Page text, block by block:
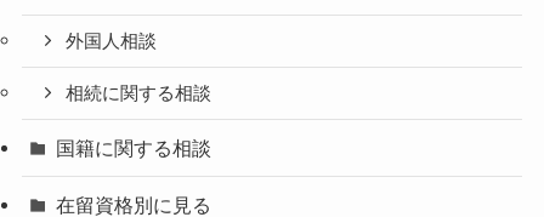
外国人相談
相続に関する相談
国籍に関する相談
在留資格別に見る